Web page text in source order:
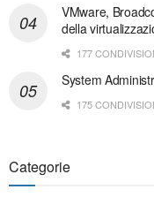
VMware,
della
177
System
175
Categorie